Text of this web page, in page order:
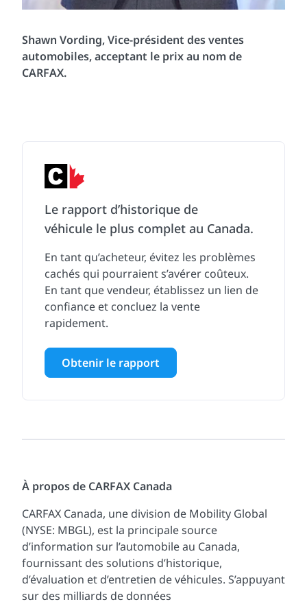
Shawn Vording, Vice-président des ventes
automobiles, acceptant le prix au nom de
CARFAX.
Le rapport d’historique de
véhicule le plus complet au Canada.
En tant qu’acheteur, évitez les problèmes
cachés qui pourraient s’avérer coûteux.
En tant que vendeur, établissez un lien de
confiance et concluez la vente
rapidement.
Obtenir le rapport
À propos de CARFAX Canada
CARFAX Canada, une division de Mobility Global
(NYSE: MBGL), est la principale source
d’information sur l’automobile au Canada,
fournissant des solutions d’historique,
d’évaluation et d’entretien de véhicules. S’appuyant
sur des milliards de données